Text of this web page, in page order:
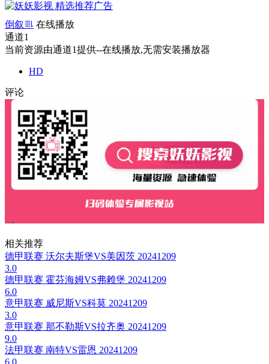
倒叙
在线播放
通道1
当前资源由通道1提供--在线播放,无需安装播放器
HD
评论
相关推荐
德甲联赛 沃尔夫斯堡VS美因茨 20241209
3.0
德甲联赛 霍芬海姆VS弗赖堡 20241209
6.0
意甲联赛 威尼斯VS科莫 20241209
3.0
意甲联赛 那不勒斯VS拉齐奥 20241209
9.0
法甲联赛 南特VS雷恩 20241209
6.0